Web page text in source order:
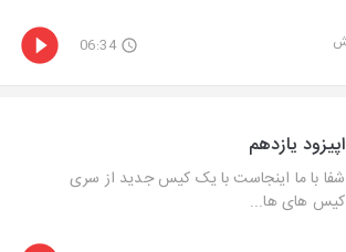
06:34
اپیزود یازدهم
شفا با ما اینجاست با یک کیس جدید از سری
کیس های ها...